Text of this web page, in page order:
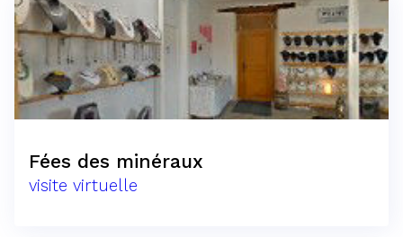
Fées des minéraux
visite virtuelle